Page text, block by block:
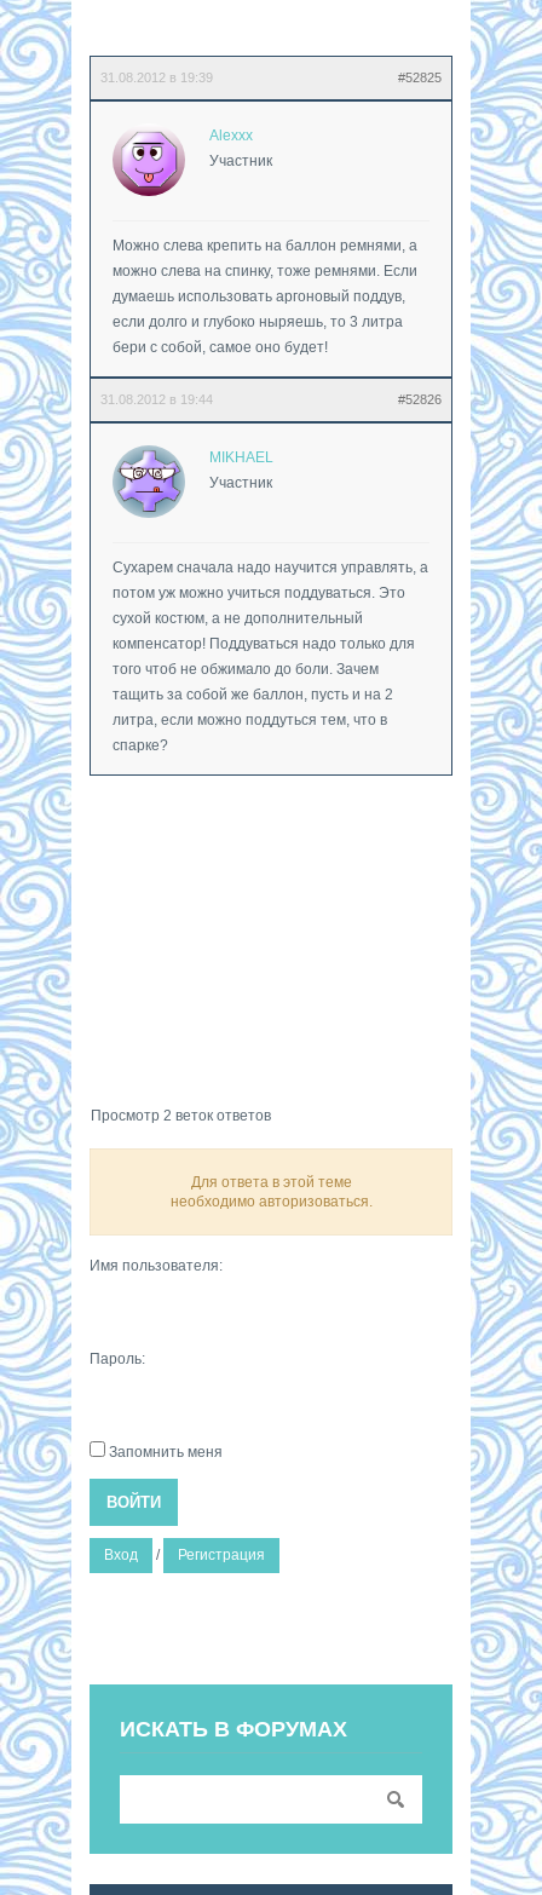
31.08.2012 в 19:39 #52825
Alexxx
Участник
Можно слева крепить на баллон ремнями, а
можно слева на спинку, тоже ремнями. Если
думаешь использовать аргоновый поддув,
если долго и глубоко ныряешь, то 3 литра
бери с собой, самое оно будет!
31.08.2012 в 19:44 #52826
MIKHAEL
Участник
Сухарем сначала надо научится управлять, а
потом уж можно учиться поддуваться. Это
сухой костюм, а не дополнительный
компенсатор! Поддуваться надо только для
того чтоб не обжимало до боли. Зачем
тащить за собой же баллон, пусть и на 2
литра, если можно поддуться тем, что в
спарке?
Просмотр 2 веток ответов
Для ответа в этой теме
необходимо авторизоваться.
Имя пользователя:
Пароль:
Запомнить меня
ВОЙТИ
Вход / Регистрация
ИСКАТЬ В ФОРУМАХ